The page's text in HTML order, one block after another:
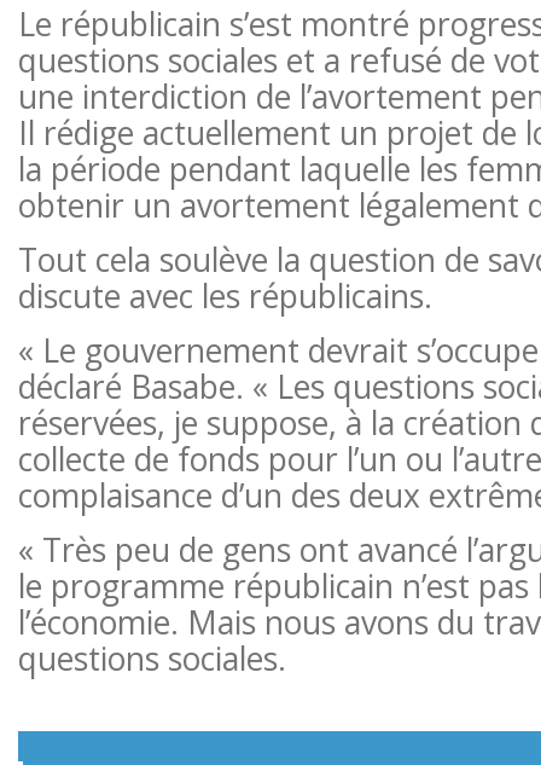
Le républicain s’est montré
questions sociales et a refusé de
une interdiction de l’avortement
Il rédige actuellement un projet de
la période pendant laquelle les
obtenir un avortement légalement
Tout cela soulève la question de
discute avec les républicains.
« Le gouvernement devrait
déclaré Basabe. « Les questions
réservées, je suppose, à la création
collecte de fonds pour l’un ou
complaisance d’un des deux
« Très peu de gens ont avancé
le programme républicain n’est
l’économie. Mais nous avons du
questions sociales.